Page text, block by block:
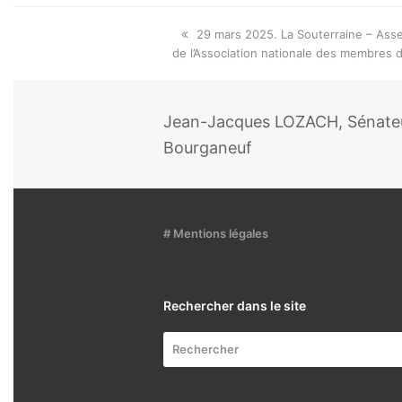
Onglet
précédent:
29 mars 2025. La Souterraine –
de l’Association nationale des membres
Jean-Jacques LOZACH,
Bourganeuf
# Mentions légales
Rechercher dans le site